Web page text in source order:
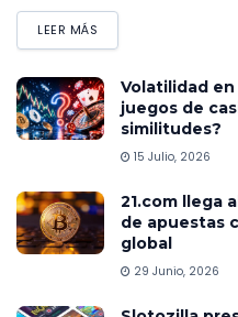
LEER MÁS
Volatilidad
juegos de
similitudes?
15 Julio, 2026
21.com llega
de apuestas
global
29 Junio, 2026